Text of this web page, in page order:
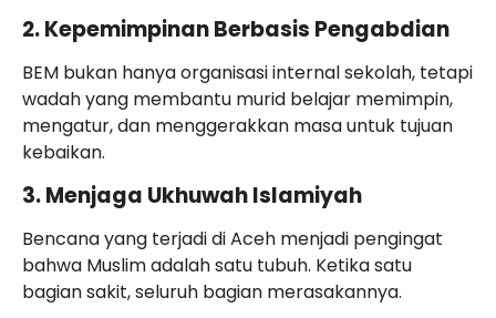
2. Kepemimpinan Berbasis Pengabdian
BEM bukan hanya organisasi internal sekolah, tetapi
wadah yang membantu murid belajar memimpin,
mengatur, dan menggerakkan masa untuk tujuan
kebaikan.
3. Menjaga Ukhuwah Islamiyah
Bencana yang terjadi di Aceh menjadi pengingat
bahwa Muslim adalah satu tubuh. Ketika satu
bagian sakit, seluruh bagian merasakannya.